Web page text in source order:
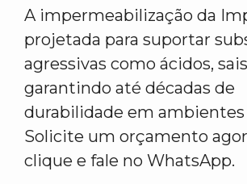
A impermeabilização da
projetada para suportar
agressivas como ácidos,
garantindo até décadas de
durabilidade em ambientes
Solicite um orçamento
clique e fale no WhatsApp.